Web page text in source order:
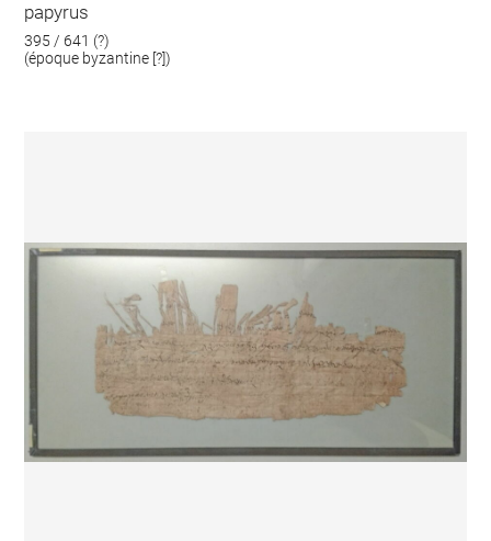
papyrus
395 / 641 (?)
(époque byzantine [?])